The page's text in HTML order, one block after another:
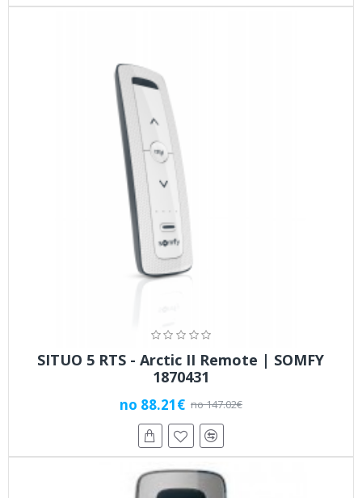
SITUO 5 RTS - Arctic II Remote | SOMFY
1870431
no 88.21€ no 147.02€